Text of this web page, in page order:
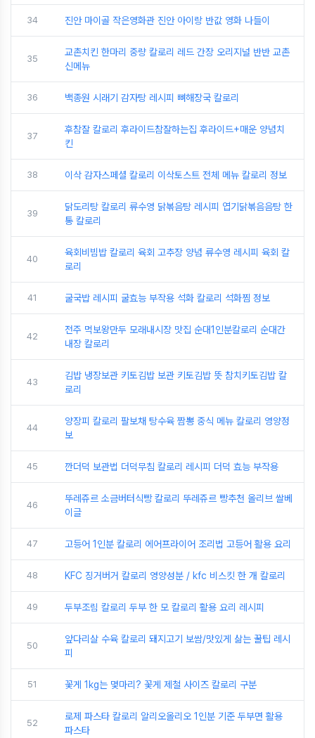
34 진안 마이골 작은영화관 진안 아이랑 반값 영화 나들이
35
교촌치킨 한마리 중량 칼로리 레드 간장 오리지널 반반 교촌
신메뉴
36 백종원 시래기 감자탕 레시피 뼈해장국 칼로리
37
후참잘 칼로리 후라이드참잘하는집 후라이드+매운 양념치
킨
38 이삭 감자스페셜 칼로리 이삭토스트 전체 메뉴 칼로리 정보
39
닭도리탕 칼로리 류수영 닭볶음탕 레시피 엽기닭볶음음탕 한
통 칼로리
40
육회비빔밥 칼로리 육회 고추장 양념 류수영 레시피 육회 칼
로리
41 굴국밥 레시피 굴효능 부작용 석화 칼로리 석화찜 정보
42
전주 먹보왕만두 모래내시장 맛집 순대1인분칼로리 순대간
내장 칼로리
43
김밥 냉장보관 키토김밥 보관 키토김밥 뜻 참치키토김밥 칼
로리
44
양장피 칼로리 팔보채 탕수육 짬뽕 중식 메뉴 칼로리 영양정
보
45 깐더덕 보관법 더덕무침 칼로리 레시피 더덕 효능 부작용
46
뚜레쥬르 소금버터식빵 칼로리 뚜레쥬르 빵추천 올리브 쌀베
이글
47 고등어 1인분 칼로리 에어프라이어 조리법 고등어 활용 요리
48 KFC 징거버거 칼로리 영양성분 / kfc 비스킷 한 개 칼로리
49 두부조림 칼로리 두부 한 모 칼로리 활용 요리 레시피
50
앞다리살 수육 칼로리 돼지고기 보쌈/맛있게 삶는 꿀팁 레시
피
51 꽃게 1kg는 몇마리? 꽃게 제철 사이즈 칼로리 구분
52
로제 파스타 칼로리 알리오올리오 1인분 기준 두부면 활용
파스타